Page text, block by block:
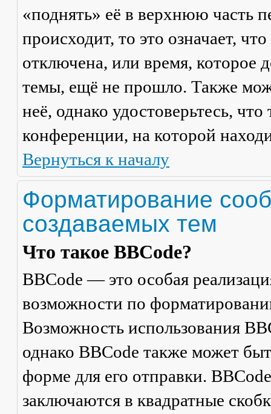
«поднять» её в верхнюю часть
происходит, то это означает,
отключена, или время, которое
темы, ещё не прошло. Также
неё, однако удостоверьтесь,
конференции, на которой
Вернуться к началу
Форматирование
создаваемых тем
Что такое BBCode?
BBCode — это особая
возможности по
Возможность использования
однако BBCode также может
форме для его отправки.
заключаются в квадратные